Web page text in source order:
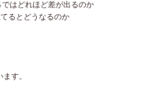
ではどれほど差が出るのか
るとどうなるのか
す。